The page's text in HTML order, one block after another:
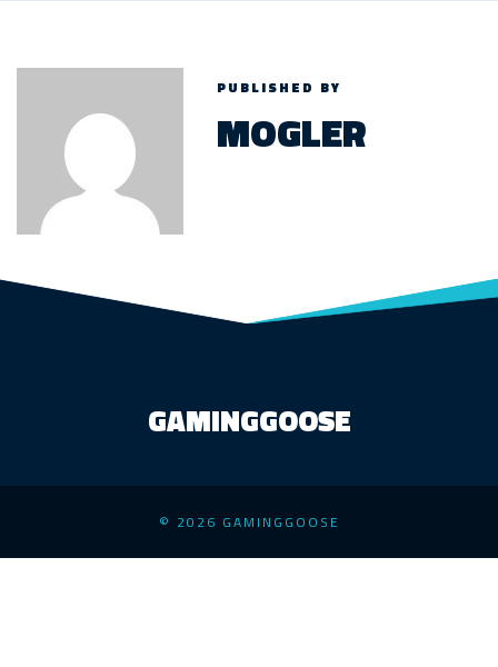
PUBLISHED BY
MOGLER
GAMINGGOOSE
© 2026 GAMINGGOOSE